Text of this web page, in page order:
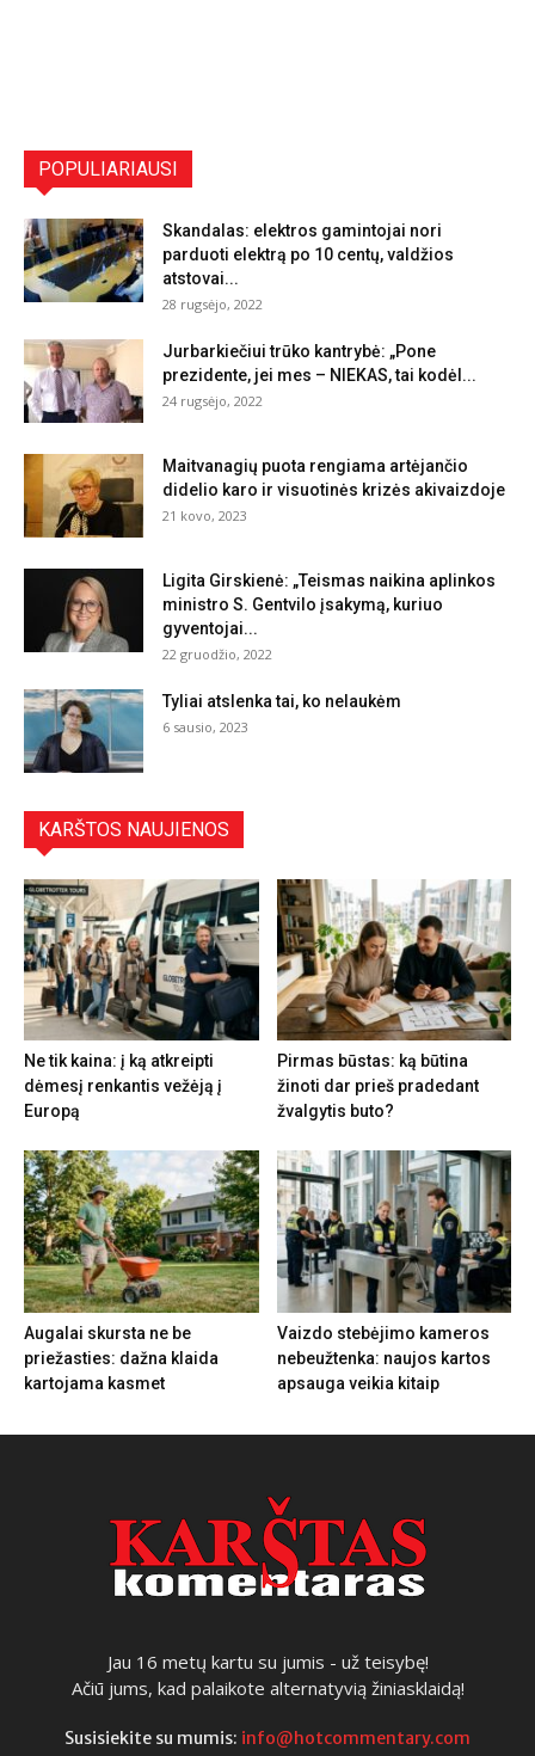
POPULIARIAUSI
Skandalas: elektros gamintojai nori
parduoti elektrą po 10 centų, valdžios
atstovai...
28 rugsėjo, 2022
Jurbarkiečiui trūko kantrybė: „Pone
prezidente, jei mes – NIEKAS, tai kodėl...
24 rugsėjo, 2022
Maitvanagių puota rengiama artėjančio
didelio karo ir visuotinės krizės akivaizdoje
21 kovo, 2023
Ligita Girskienė: „Teismas naikina aplinkos
ministro S. Gentvilo įsakymą, kuriuo
gyventojai...
22 gruodžio, 2022
Tyliai atslenka tai, ko nelaukėm
6 sausio, 2023
KARŠTOS NAUJIENOS
Ne tik kaina: į ką atkreipti
dėmesį renkantis vežėją į
Europą
Pirmas būstas: ką būtina
žinoti dar prieš pradedant
žvalgytis buto?
Augalai skursta ne be
priežasties: dažna klaida
kartojama kasmet
Vaizdo stebėjimo kameros
nebeužtenka: naujos kartos
apsauga veikia kitaip
Jau 16 metų kartu su jumis - už teisybę!
Ačiū jums, kad palaikote alternatyvią žiniasklaidą!
Susisiekite su mumis: info@hotcommentary.com